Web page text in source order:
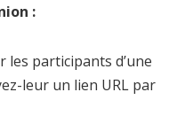
:
participants d’une
leur un lien URL par